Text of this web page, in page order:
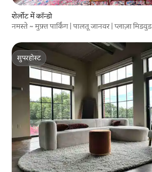
शेर्लोट में कॉन्डो
नमस्ते ~ मुफ़्त पार्किंग | पालतू जानवर | प्लाज़ा मिडवुड
सुपरहोस्ट
सुपरहोस्ट